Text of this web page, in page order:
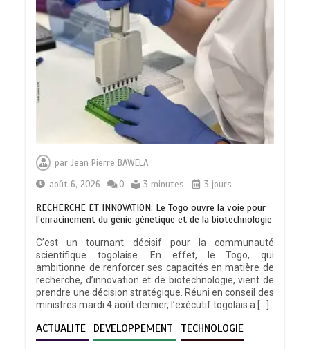
parJean Pierre BAWELA
août 6, 2026
0 3 minutes 3 jours
RECHERCHE ET INNOVATION: Le Togo ouvre la voie pour
l’enracinement du génie génétique et de la biotechnologie
C’est un tournant décisif pour la communauté
scientifique togolaise. En effet, le Togo, qui
ambitionne de renforcer ses capacités en matière de
recherche, d’innovation et de biotechnologie, vient de
prendre une décision stratégique. Réuni en conseil des
ministres mardi 4 août dernier, l’exécutif togolais a […]
ACTUALITE DEVELOPPEMENT TECHNOLOGIE